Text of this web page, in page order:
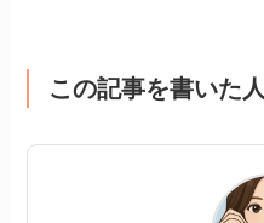
この記事を書いた人